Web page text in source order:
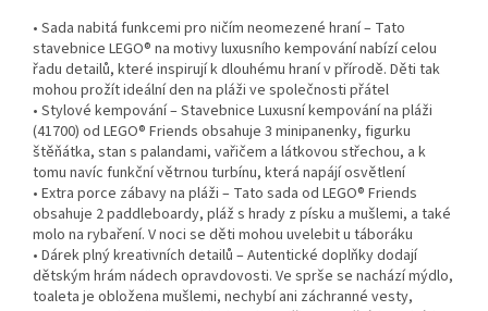
• Sada nabitá funkcemi pro ničím neomezené hraní – Tato
stavebnice LEGO® na motivy luxusního kempování nabízí celou
řadu detailů, které inspirují k dlouhému hraní v přírodě. Děti tak
mohou prožít ideální den na pláži ve společnosti přátel
• Stylové kempování – Stavebnice Luxusní kempování na pláži
(41700) od LEGO® Friends obsahuje 3 minipanenky, figurku
štěňátka, stan s palandami, vařičem a látkovou střechou, a k
tomu navíc funkční větrnou turbínu, která napájí osvětlení
• Extra porce zábavy na pláži – Tato sada od LEGO® Friends
obsahuje 2 paddleboardy, pláž s hrady z písku a mušlemi, a také
molo na rybaření. V noci se děti mohou uvelebit u táboráku
• Dárek plný kreativních detailů – Autentické doplňky dodají
dětským hrám nádech opravdovosti. Ve sprše se nachází mýdlo,
toaleta je obložena mušlemi, nechybí ani záchranné vesty,